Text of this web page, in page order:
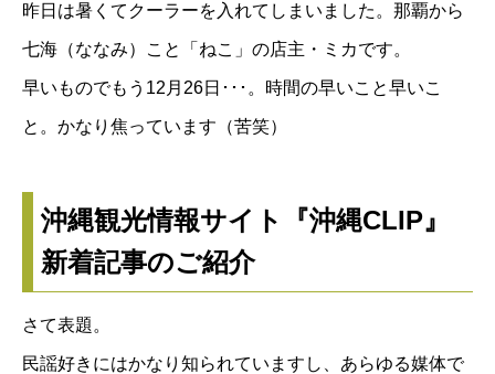
昨日は暑くてクーラーを入れてしまいました。那覇から
七海（ななみ）こと「 ねこ 」の店主・ミカです。
早いものでもう12月26日･･･。時間の早いこと早いこ
と。かなり焦っています（苦笑）
沖縄観光情報サイト『沖縄CLIP』
新着記事のご紹介
さて表題。
民謡好きにはかなり知られていますし、あらゆる媒体で